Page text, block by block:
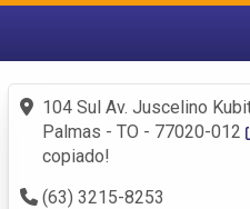
Fazer login
Criar conta
104 Sul Av. Juscelino
Palmas - TO - 77020-012
copiado!
(63) 3215-8253